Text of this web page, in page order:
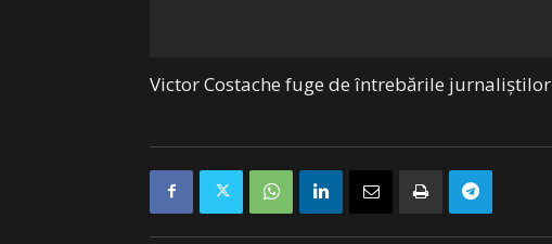
Victor Costache fuge de întrebările jurnaliștilor